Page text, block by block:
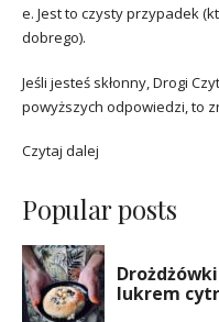
e. Jest to czysty przypadek
dobrego).
Jeśli jesteś skłonny, Drogi
powyższych odpowiedzi, to
Czytaj dalej
Popular posts